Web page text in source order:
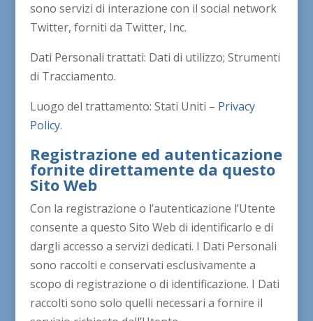
sono servizi di interazione con il social network
Twitter, forniti da Twitter, Inc.
Dati Personali trattati: Dati di utilizzo; Strumenti
di Tracciamento.
Luogo del trattamento: Stati Uniti – Privacy
Policy.
Registrazione ed autenticazione
fornite direttamente da questo
Sito Web
Con la registrazione o l’autenticazione l’Utente
consente a questo Sito Web di identificarlo e di
dargli accesso a servizi dedicati. I Dati Personali
sono raccolti e conservati esclusivamente a
scopo di registrazione o di identificazione. I Dati
raccolti sono solo quelli necessari a fornire il